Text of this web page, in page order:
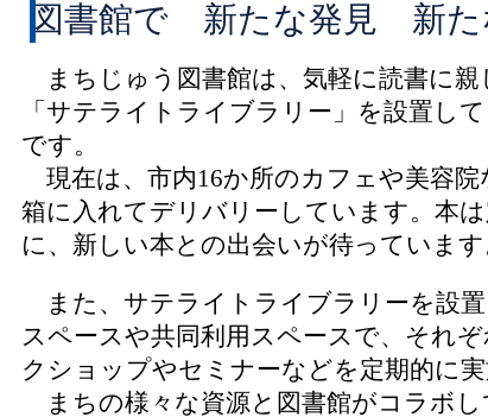
図書館で 新たな発見 新た
まちじゅう図書館は、気軽に読書に
「サテライトライブラリー」を設置し
です。
現在は、市内16か所のカフェや美容
箱に入れてデリバリーしています。本
に、新しい本との出会いが待っています
また、サテライトライブラリーを設
スペースや共同利用スペースで、それ
クショップやセミナーなどを定期的に
まちの様々な資源と図書館がコラボ